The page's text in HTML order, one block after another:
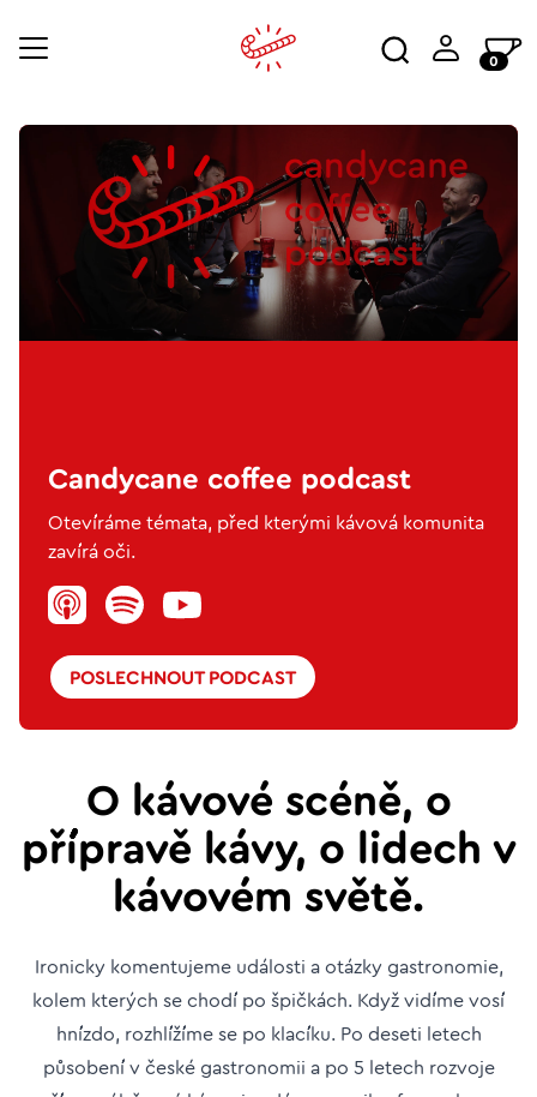
0
Candycane coffee podcast
Otevíráme témata, před kterými kávová komunita
zavírá oči.
POSLECHNOUT PODCAST
O kávové scéně, o
přípravě kávy, o lidech v
kávovém světě.
Ironicky komentujeme události a otázky gastronomie,
kolem kterých se chodí po špičkách. Když vidíme vosí
hnízdo, rozhlížíme se po klacíku. Po deseti letech
působení v české gastronomii a po 5 letech rozvoje